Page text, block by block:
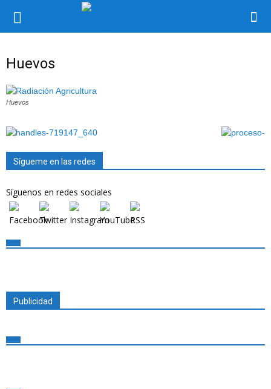
Huevos
Huevos
Sígueme en las redes
Síguenos en redes sociales
Publicidad